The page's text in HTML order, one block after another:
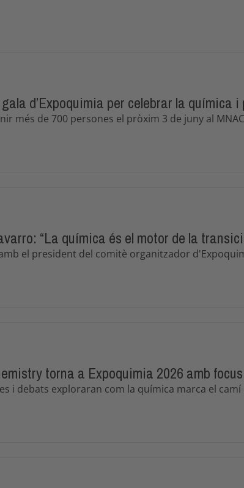
d’Expoquimia per celebrar la
més de 700 persones el pròxim 3 de juny al MNAC
“La química és el motor de la
el president del comitè organitzador
torna a Expoquimia 2026 amb
i debats exploraran com la química marca el